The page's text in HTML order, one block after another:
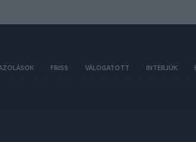
FRISS VÁLOGATOTT INTERJÚK